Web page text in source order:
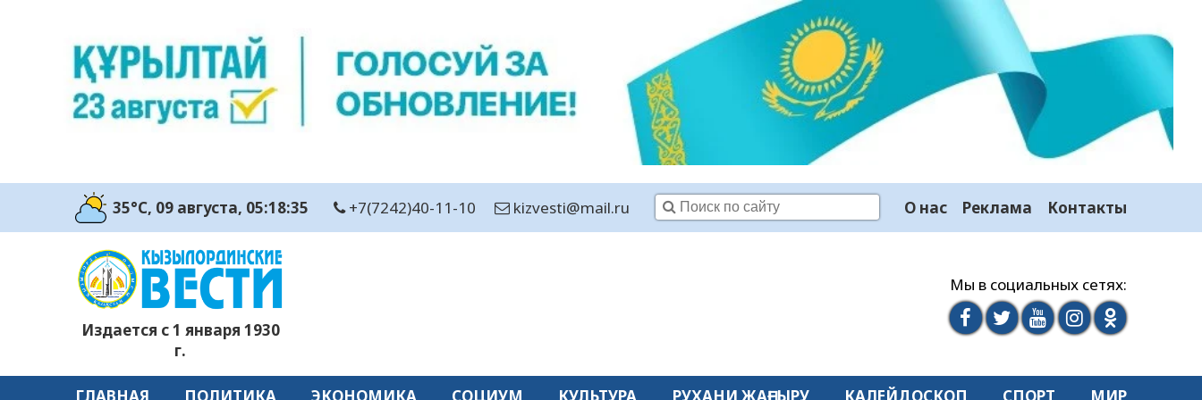
35°C, 09 августа, 05:18:36 +7(7242)40-11-10 kizvesti@mail.ru О нас Реклама Контакты
Издается с 1 января 1930
г.
Мы в социальных сетях: